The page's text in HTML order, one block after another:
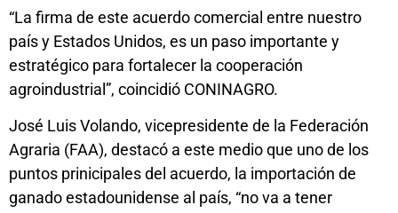
“La firma de este acuerdo comercial entre nuestro
país y Estados Unidos, es un paso importante y
estratégico para fortalecer la cooperación
agroindustrial”, coincidió CONINAGRO.
José Luis Volando, vicepresidente de la Federación
Agraria (FAA), destacó a este medio que uno de los
puntos prinicipales del acuerdo, la importación de
ganado estadounidense al país, “no va a tener